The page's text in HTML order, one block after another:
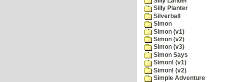
Silly Planter
Silverball
Simon
Simon (v1)
Simon (v2)
Simon (v3)
Simon Says
Simon! (v1)
Simon! (v2)
Simple Adventure